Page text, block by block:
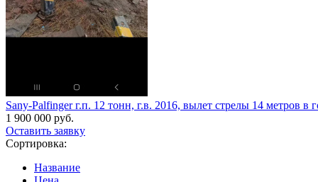
Sany-Palfinger г.п. 12 тонн, г.в. 2016, вылет стрелы 14 метров
1 900 000 руб.
Оставить заявку
Сортировка:
Название